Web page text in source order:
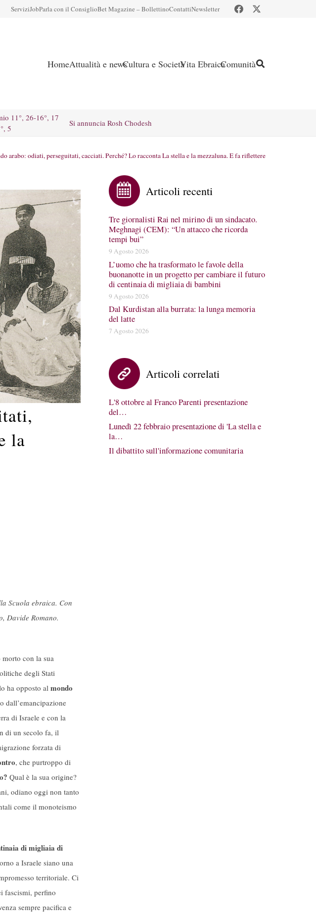
ServiziJobParla con il ConsiglioBet Magazine – BollettinoContattiNewsletter
HomeAttualità e newsCultura e SocietàVita EbraicaComunità
11°, 26-16°, 17
5
Si annuncia Rosh Chodesh
arabo: odiati, perseguitati, cacciati. Perché? Lo racconta La stella e la mezzaluna. E fa riflettere
la
Scuola ebraica. Con
Davide Romano.
con la sua
degli Stati
ha opposto al mondo
dall’emancipazione
di Israele e con la
di un secolo fa, il
forzata di
, che purtroppo di
Qual è la sua origine?
odiano oggi non tanto
come il monoteismo
di migliaia di
a Israele siano una
territoriale. Ci
fascismi, perfino
sempre pacifica e
Articoli recenti
Tre giornalisti Rai nel mirino di un sindacato.
Meghnagi (CEM): “Un attacco che ricorda
tempi bui”
9 Agosto 2026
L’uomo che ha trasformato le favole della
buonanotte in un progetto per cambiare il futuro
di centinaia di migliaia di bambini
9 Agosto 2026
Dal Kurdistan alla burrata: la lunga memoria
del latte
7 Agosto 2026
Articoli correlati
L'8 ottobre al Franco Parenti presentazione
del…
Lunedì 22 febbraio presentazione di 'La stella e
la…
Il dibattito sull'informazione comunitaria